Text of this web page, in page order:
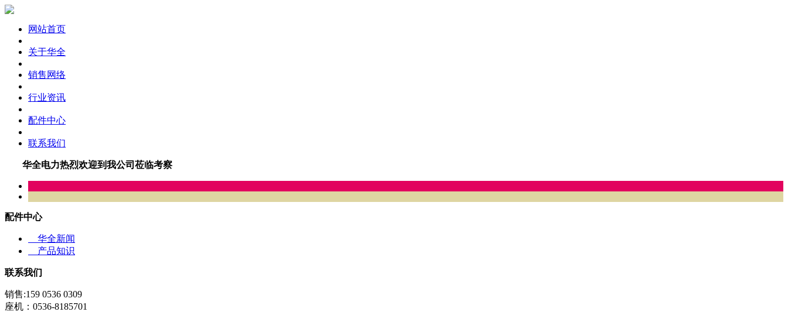
网站首页
关于华全
销售网络
行业资讯
配件中心
联系我们
华全电力热烈欢迎到我公司莅临考察
配件中心
华全新闻
产品知识
联系我们
销售:159 0536 0309
座机：0536-8185701